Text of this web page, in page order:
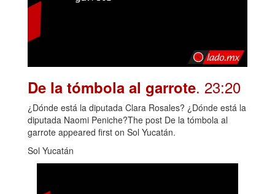
De la tómbola al garrote. 23:20
¿Dónde está la diputada Clara Rosales? ¿Dónde está la
diputada Naomi Peniche?The post De la tómbola al
garrote appeared first on Sol Yucatán.
Sol Yucatán